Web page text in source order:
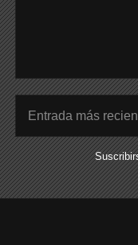
Entrada más